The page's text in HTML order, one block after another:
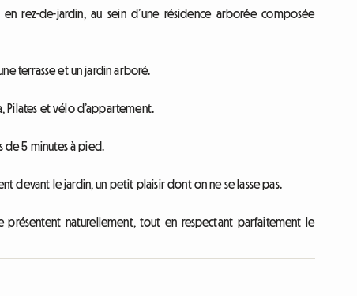
rez-de-jardin, au sein d’une résidence arborée composée
terrasse et un jardin arboré.
et vélo d’appartement.
de 5 minutes à pied.
devant le jardin, un petit plaisir dont on ne se lasse pas.
présentent naturellement, tout en respectant parfaitement le